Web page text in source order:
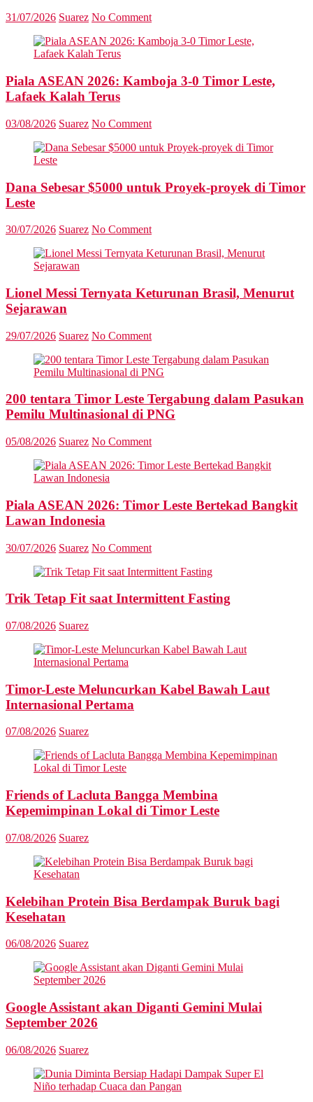
31/07/2026 Suarez No Comment
Piala ASEAN 2026: Kamboja 3-0 Timor Leste,
Lafaek Kalah Terus
03/08/2026 Suarez No Comment
Dana Sebesar $5000 untuk Proyek-proyek di Timor
Leste
30/07/2026 Suarez No Comment
Lionel Messi Ternyata Keturunan Brasil, Menurut
Sejarawan
29/07/2026 Suarez No Comment
200 tentara Timor Leste Tergabung dalam Pasukan
Pemilu Multinasional di PNG
05/08/2026 Suarez No Comment
Piala ASEAN 2026: Timor Leste Bertekad Bangkit
Lawan Indonesia
30/07/2026 Suarez No Comment
Trik Tetap Fit saat Intermittent Fasting
07/08/2026 Suarez
Timor-Leste Meluncurkan Kabel Bawah Laut
Internasional Pertama
07/08/2026 Suarez
Friends of Lacluta Bangga Membina
Kepemimpinan Lokal di Timor Leste
07/08/2026 Suarez
Kelebihan Protein Bisa Berdampak Buruk bagi
Kesehatan
06/08/2026 Suarez
Google Assistant akan Diganti Gemini Mulai
September 2026
06/08/2026 Suarez